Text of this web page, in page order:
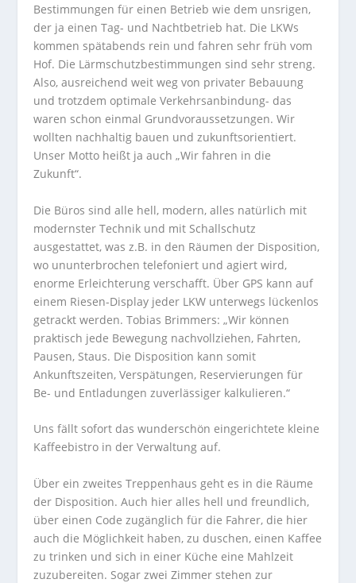
Bestimmungen für einen Betrieb wie dem unsrigen,
der ja einen Tag- und Nachtbetrieb hat. Die LKWs
kommen spätabends rein und fahren sehr früh vom
Hof. Die Lärmschutzbestimmungen sind sehr streng.
Also, ausreichend weit weg von privater Bebauung
und trotzdem optimale Verkehrsanbindung- das
waren schon einmal Grundvoraussetzungen. Wir
wollten nachhaltig bauen und zukunftsorientiert.
Unser Motto heißt ja auch „Wir fahren in die
Zukunft“.
Die Büros sind alle hell, modern, alles natürlich mit
modernster Technik und mit Schallschutz
ausgestattet, was z.B. in den Räumen der Disposition,
wo ununterbrochen telefoniert und agiert wird,
enorme Erleichterung verschafft. Über GPS kann auf
einem Riesen-Display jeder LKW unterwegs lückenlos
getrackt werden. Tobias Brimmers: „Wir können
praktisch jede Bewegung nachvollziehen, Fahrten,
Pausen, Staus. Die Disposition kann somit
Ankunftszeiten, Verspätungen, Reservierungen für
Be- und Entladungen zuverlässiger kalkulieren.“
Uns fällt sofort das wunderschön eingerichtete kleine
Kaffeebistro in der Verwaltung auf.
Über ein zweites Treppenhaus geht es in die Räume
der Disposition. Auch hier alles hell und freundlich,
über einen Code zugänglich für die Fahrer, die hier
auch die Möglichkeit haben, zu duschen, einen Kaffee
zu trinken und sich in einer Küche eine Mahlzeit
zuzubereiten. Sogar zwei Zimmer stehen zur